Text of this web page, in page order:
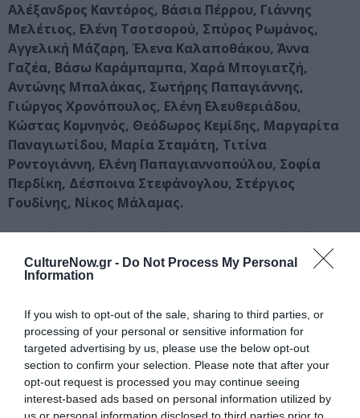
CultureNow.gr - Do Not Process My Personal
Information
If you wish to opt-out of the sale, sharing to third parties, or
processing of your personal or sensitive information for
targeted advertising by us, please use the below opt-out
section to confirm your selection. Please note that after your
opt-out request is processed you may continue seeing
interest-based ads based on personal information utilized by
Αλέξανδρος Καντόρος, Βάσια Πέρρου, Γιάννης
Μελέτιος, Ελένη Τσοτσορού, Σπύρος Ρωμάνος,
Αγγελική Μάζαρη, Έλενα Καλαποθάκου, Άννα
Γαζέα, Βάσω Καράμπαμπα, Χαρά Μπογιατζή,
Αντώνης Μπαλάκας, Σωτήρης Παπαγιάννης,
Γιώργος Χρονόπουλος, Ελένη Ελευθεριάδου,
Κώστας Κομνηνός, Θεόδωρος Κεμίδης, Μαργαρίτα
Παναγιωτίδου, Μαρία Σταμάτη, Τιτίνα
Ροντογιάννη, Ελένη Παπαγιαννοπούλου, Σοφία
Περδίκη, Δέσποινα Στεφάνογλου, Στέργιος
Γουδίνης, Νίκος Μάλαμας.
Την ημέρα ανοίγματος της έκθεσης προς το κοινό, Τρίτη 30
Ιουνίου 2020, και ώρες 19:00 – 22:00 θα παρευρίσκονται ο
Επιμελητής και οι πλειοψηφία των συμμετεχόντων
κοινό.
Τόσο την ημέρα των εγκαινίων της έκθεσης όσο και τις
υπόλοιπες ημέρες και ώρες που η έκθεση θα είναι ανοικτή,
θα τηρούνται οι συστάσεις της Πολιτείας για τον περιορισμό
της εξάπλωσης του COVID-19.